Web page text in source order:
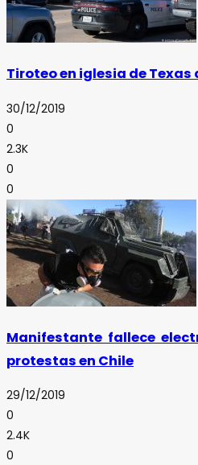
Tiroteo en iglesia de
30/12/2019
0
2.3K
0
0
Manifestante fallece
protestas en Chile
29/12/2019
0
2.4K
0